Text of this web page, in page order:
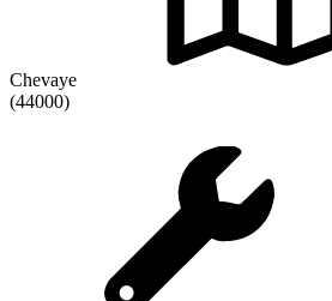
Chevaye
(44000)